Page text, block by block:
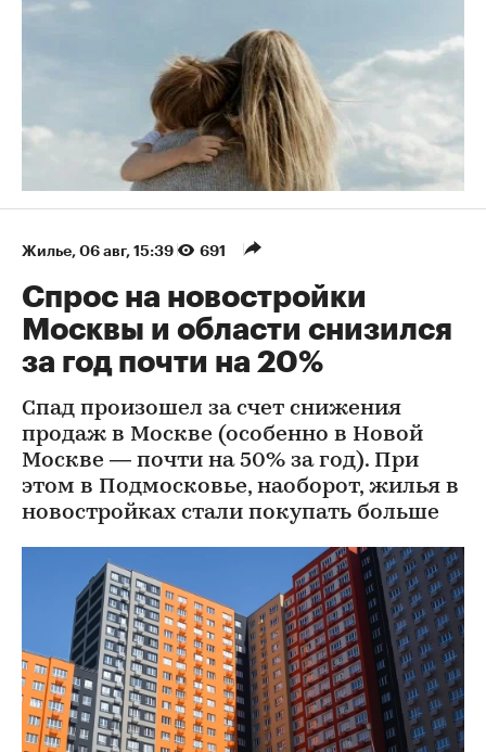
Жилье 06 авг, 15:39 691
Спрос на новостройки
Москвы и области снизился
за год почти на 20%
Спад произошел за счет снижения
продаж в Москве (особенно в Новой
Москве — почти на 50% за год). При
этом в Подмосковье, наоборот, жилья в
новостройках стали покупать больше